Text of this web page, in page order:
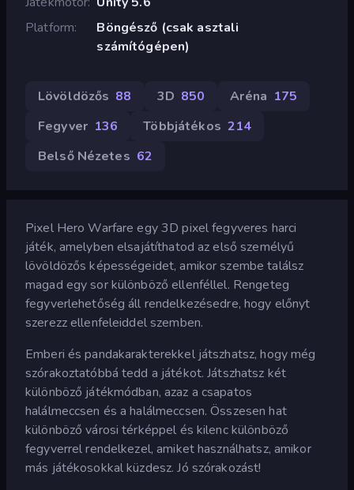
Platform
Böngésző (csak asztali
számítógépen)
Lövöldözős 88 3D 850 Aréna 175
Fegyver 136 Többjátékos 214
Belső Nézetes 62
Pixel Hero Warfare egy 3D pixel fegyveres harci
játék, amelyben elsajátíthatod az első személyű
lövöldözős képességeidet, amikor szembe találsz
magad egy sor különböző ellenféllel. Rengeteg
fegyverlehetőség áll rendelkezésedre, hogy előnyt
szerezz ellenfeleiddel szemben.
Emberi és pandakarakterekkel játszhatsz, hogy még
szórakoztatóbbá tedd a játékot. Játszhatsz két
különböző játékmódban, azaz a csapatos
halálmeccsen és a halálmeccsen. Összesen hat
különböző városi térképpel és kilenc különböző
fegyverrel rendelkezel, amiket használhatsz, amikor
más játékosokkal küzdesz. Jó szórakozást!